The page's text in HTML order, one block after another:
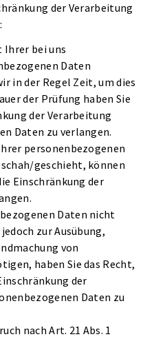
der Verarbeitung
Ihrer bei uns
Daten
in der Regel Zeit, um dies
der Prüfung haben Sie
der Verarbeitung
Daten zu verlangen.
personenbezogenen
geschieht, können
Einschränkung der
Daten nicht
zur Ausübung,
von
haben Sie das Recht,
der
Daten zu
nach Art. 21 Abs. 1